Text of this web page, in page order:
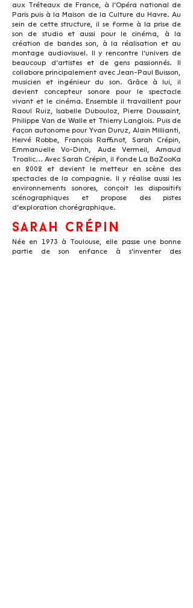
aux Tréteaux de France, à l’Opéra national de
Paris puis à la Maison de la Culture du Havre. Au
sein de cette structure, il se forme à la prise de
son de studio et aussi pour le cinéma, à la
création de bandes son, à la réalisation et au
montage audiovisuel. Il y rencontre l’univers de
beaucoup d’artistes et de gens passionnés. Il
collabore principalement avec Jean-Paul Buisson,
musicien et ingénieur du son. Grâce à lui, il
devient concepteur sonore pour le spectacle
vivant et le cinéma. Ensemble il travaillent pour
Raoul Ruiz, Isabelle Dubouloz, Pierre Doussaint,
Philippe Van de Walle et Thierry Langlois. Puis de
façon autonome pour Yvan Duruz, Alain Millianti,
Hervé Robbe, François Raffinot, Sarah Crépin,
Emmanuelle Vo-Dinh, Aude Vermeil, Arnaud
Troalic... Avec Sarah Crépin, il fonde La BaZooKa
en 2002 et devient le metteur en scène des
spectacles de la compagnie. Il y réalise aussi les
environnements sonores, conçoit les dispositifs
scénographiques et propose des pistes
d’exploration chorégraphique.
Sarah Crépin
Née en 1973 à Toulouse, elle passe une bonne
partie de son enfance à s’inventer des